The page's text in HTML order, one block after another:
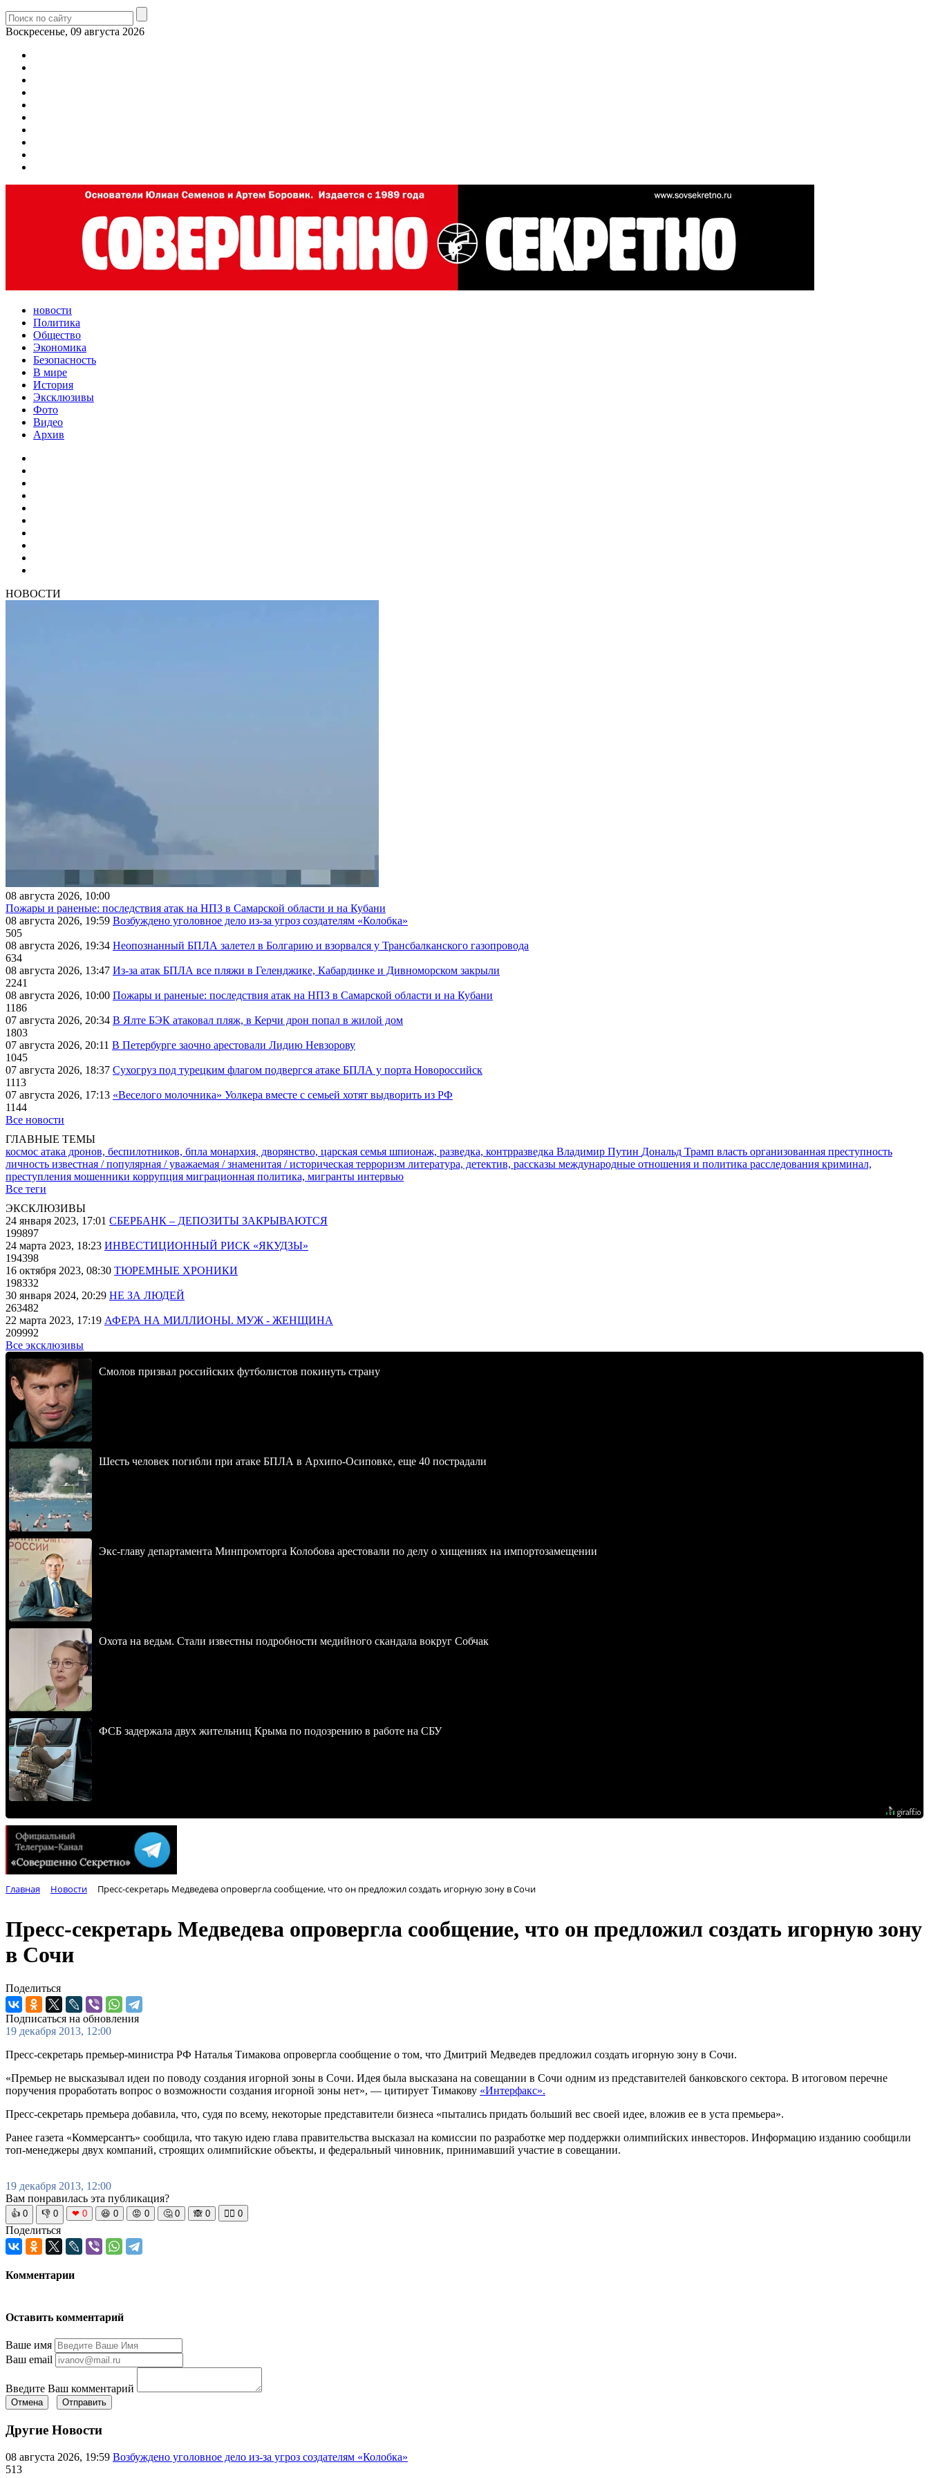
Воскресенье, 09 августа 2026
новости
Политика
Общество
Экономика
Безопасность
В мире
История
Эксклюзивы
Фото
Видео
Архив
НОВОСТИ
08 августа 2026, 10:00
Пожары и раненые: последствия атак на НПЗ в Самарской области и на Кубани
08 августа 2026, 19:59 Возбуждено уголовное дело из-за угроз создателям «Колобка»
505
08 августа 2026, 19:34 Неопознанный БПЛА залетел в Болгарию и взорвался у Трансбалканского газопровода
634
08 августа 2026, 13:47 Из-за атак БПЛА все пляжи в Геленджике, Кабардинке и Дивноморском закрыли
2241
08 августа 2026, 10:00 Пожары и раненые: последствия атак на НПЗ в Самарской области и на Кубани
1186
07 августа 2026, 20:34 В Ялте БЭК атаковал пляж, в Керчи дрон попал в жилой дом
1803
07 августа 2026, 20:11 В Петербурге заочно арестовали Лидию Невзорову
1045
07 августа 2026, 18:37 Сухогруз под турецким флагом подвергся атаке БПЛА у порта Новороссийск
1113
07 августа 2026, 17:13 «Веселого молочника» Уолкера вместе с семьей хотят выдворить из РФ
1144
Все новости
ГЛАВНЫЕ ТЕМЫ
космос атака дронов, беспилотников, бпла монархия, дворянство, царская семья шпионаж, разведка, контрразведка Владимир Путин Дональд Трамп власть организованная преступность
личность известная / популярная / уважаемая / знаменитая / историческая терроризм литература, детектив, рассказы международные отношения и политика расследования криминал,
преступления мошенники коррупция миграционная политика, мигранты интервью
Все теги
ЭКСКЛЮЗИВЫ
24 января 2023, 17:01 СБЕРБАНК – ДЕПОЗИТЫ ЗАКРЫВАЮТСЯ
199897
24 марта 2023, 18:23 ИНВЕСТИЦИОННЫЙ РИСК «ЯКУДЗЫ»
194398
16 октября 2023, 08:30 ТЮРЕМНЫЕ ХРОНИКИ
198332
30 января 2024, 20:29 НЕ ЗА ЛЮДЕЙ
263482
22 марта 2023, 17:19 АФЕРА НА МИЛЛИОНЫ. МУЖ - ЖЕНЩИНА
209992
Все эксклюзивы
Смолов призвал российских футболистов покинуть страну
Шесть человек погибли при атаке БПЛА в Архипо-Осиповке, еще 40 пострадали
Экс-главу департамента Минпромторга Колобова арестовали по делу о хищениях на импортозамещении
Охота на ведьм. Стали известны подробности медийного скандала вокруг Собчак
ФСБ задержала двух жительниц Крыма по подозрению в работе на СБУ
Главная Новости Пресс-секретарь Медведева опровергла сообщение, что он предложил создать игорную зону в Сочи
Пресс-секретарь Медведева опровергла сообщение, что он предложил создать игорную зону
в Сочи
Поделиться
Подписаться на обновления
19 декабря 2013, 12:00
Пресс-секретарь премьер-министра РФ Наталья Тимакова опровергла сообщение о том, что Дмитрий Медведев предложил создать игорную зону в Сочи.
«Премьер не высказывал идеи по поводу создания игорной зоны в Сочи. Идея была высказана на совещании в Сочи одним из представителей банковского сектора. В итоговом перечне
поручения проработать вопрос о возможности создания игорной зоны нет», — цитирует Тимакову «Интерфакс».
Пресс-секретарь премьера добавила, что, судя по всему, некоторые представители бизнеса «пытались придать больший вес своей идее, вложив ее в уста премьера».
Ранее газета «Коммерсантъ» сообщила, что такую идею глава правительства высказал на комиссии по разработке мер поддержки олимпийских инвесторов. Информацию изданию сообщили
топ-менеджеры двух компаний, строящих олимпийские объекты, и федеральный чиновник, принимавший участие в совещании.
19 декабря 2013, 12:00
Вам понравилась эта публикация?
👍 0 👎 0 ❤ 0 😆 0 😡 0 🤔 0 🙈 0 🧘‍♀️ 0
Поделиться
Комментарии
Оставить комментарий
Ваше имя
Ваш email
Введите Ваш комментарий
Отмена Отправить
Другие Новости
08 августа 2026, 19:59 Возбуждено уголовное дело из-за угроз создателям «Колобка»
513